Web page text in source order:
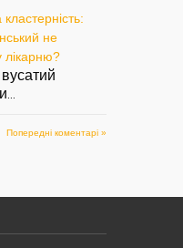
не
лікарню?
Попередні коментарі »